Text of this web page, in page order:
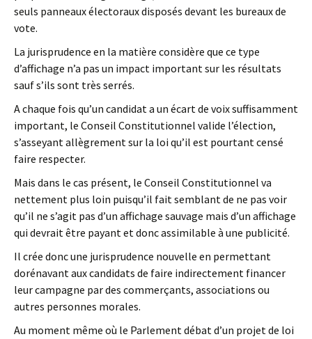
seuls panneaux électoraux disposés devant les bureaux de
vote.
La jurisprudence en la matière considère que ce type
d’affichage n’a pas un impact important sur les résultats
sauf s’ils sont très serrés.
A chaque fois qu’un candidat a un écart de voix suffisamment
important, le Conseil Constitutionnel valide l’élection,
s’asseyant allègrement sur la loi qu’il est pourtant censé
faire respecter.
Mais dans le cas présent, le Conseil Constitutionnel va
nettement plus loin puisqu’il fait semblant de ne pas voir
qu’il ne s’agit pas d’un affichage sauvage mais d’un affichage
qui devrait être payant et donc assimilable à une publicité.
Il crée donc une jurisprudence nouvelle en permettant
dorénavant aux candidats de faire indirectement financer
leur campagne par des commerçants, associations ou
autres personnes morales.
Au moment même où le Parlement débat d’un projet de loi